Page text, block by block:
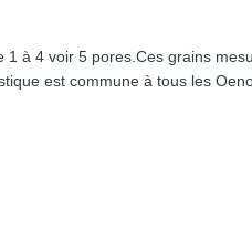
à 4 voir 5 pores.Ces grains
est commune à tous les